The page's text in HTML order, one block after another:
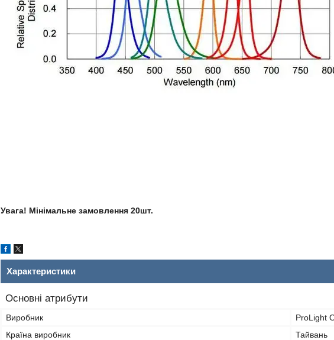
Увага! Мінімальне замовлення 20шт.
Характеристики
Основні атрибути
Виробник
ProLight
Країна виробник
Тайвань